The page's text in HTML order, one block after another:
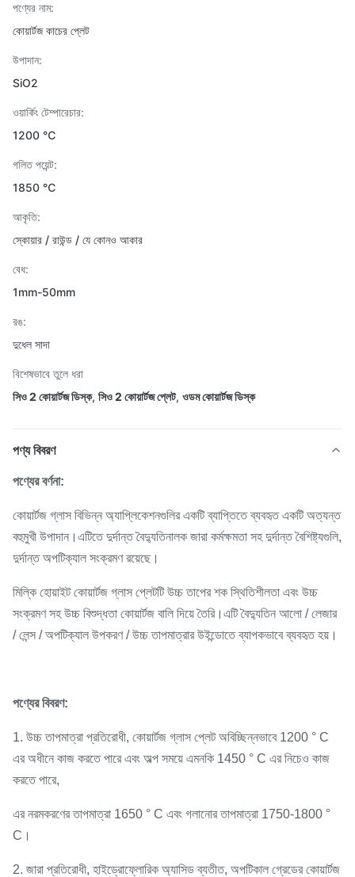
পণ্যের নাম:
কোয়ার্টজ কাচের প্লেট
উপাদান:
SiO2
ওয়ার্কিং টেম্পারেচার:
1200 ℃
গলিত পয়েন্ট:
1850 ℃
আকৃতি:
স্কোয়ার / রাউন্ড / যে কোনও আকার
বেধ:
1mm-50mm
রঙ:
দুধেল সাদা
বিশেষভাবে তুলে ধরা
সিও 2 কোয়ার্টজ ডিস্ক, সিও 2 কোয়ার্টজ প্লেট, ওডম কোয়ার্টজ ডিস্ক
পণ্য বিবরণ
পণ্যের বর্ণনা:
কোয়ার্টজ গ্লাস বিভিন্ন অ্যাপ্লিকেশনগুলির একটি ব্যাপ্তিতে ব্যবহৃত একটি অত্যন্ত
বহুমুখী উপাদান।এটিতে দুর্দান্ত বৈদ্যুতিনালক জারা কর্মক্ষমতা সহ দুর্দান্ত বৈশিষ্ট্যগুলি,
দুর্দান্ত অপটিক্যাল সংক্রমণ রয়েছে।
মিল্কি হোয়াইট কোয়ার্টজ গ্লাস প্লেটটি উচ্চ তাপের শক স্থিতিশীলতা এবং উচ্চ
সংক্রমণ সহ উচ্চ বিশুদ্ধতা কোয়ার্টজ বালি দিয়ে তৈরি।এটি বৈদ্যুতিন আলো / লেজার
/ লেন্স / অপটিক্যাল উপকরণ / উচ্চ তাপমাত্রার উইন্ডোতে ব্যাপকভাবে ব্যবহৃত হয়।
পণ্যের বিবরণ:
1. উচ্চ তাপমাত্রা প্রতিরোধী, কোয়ার্টজ গ্লাস প্লেট অবিচ্ছিন্নভাবে 1200 ° C
এর অধীনে কাজ করতে পারে এবং অল্প সময়ে এমনকি 1450 ° C এর নিচেও কাজ
করতে পারে,
এর নরমকরণের তাপমাত্রা 1650 ° C এবং গলানোর তাপমাত্রা 1750-1800 °
C।
2. জারা প্রতিরোধী, হাইড্রোফ্লোরিক অ্যাসিড ব্যতীত, অপটিকাল গ্রেডের কোয়ার্টজ